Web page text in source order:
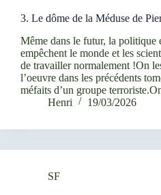
3. Le dôme de la Méduse de
Même dans le futur, la politique
empêchent le monde et les
de travailler normalement !On
l’oeuvre dans les précédents
méfaits d’un groupe
Henri
19/03/2026
SF